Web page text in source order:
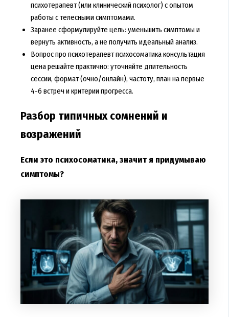
психотерапевт (или клинический психолог) с опытом
работы с телесными симптомами.
Заранее сформулируйте цель: уменьшить симптомы и
вернуть активность, а не получить идеальный анализ.
Вопрос про психотерапевт психосоматика консультация
цена решайте практично: уточняйте длительность
сессии, формат (очно/онлайн), частоту, план на первые
4-6 встреч и критерии прогресса.
Разбор типичных сомнений и
возражений
Если это психосоматика, значит я придумываю
симптомы?